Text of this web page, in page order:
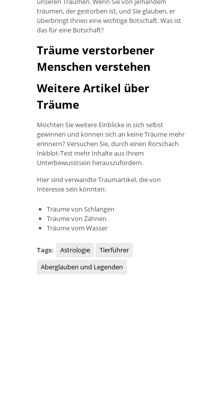
träumen, der gestorben ist, und Sie glauben, er
überbringt Ihnen eine wichtige Botschaft. Was ist
das für eine Botschaft?
Träume verstorbener
Menschen verstehen
Weitere Artikel über
Träume
Möchten Sie weitere Einblicke in sich selbst
gewinnen und können sich an keine Träume mehr
erinnern? Versuchen Sie, durch einen Rorschach
Inkblot-Test mehr Inhalte aus Ihrem
Unterbewusstsein herauszufordern.
Hier sind verwandte Traumartikel, die von
Interesse sein könnten:
Träume von Schlangen
Träume von Zähnen
Träume vom Wasser
Tags: Astrologie
Tierführer
Aberglauben und Legenden